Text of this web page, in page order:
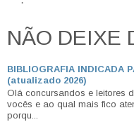
NÃO DEIXE
BIBLIOGRAFIA INDICADA
(atualizado 2026)
Olá concursandos e leitores
vocês e ao qual mais fico
porqu...